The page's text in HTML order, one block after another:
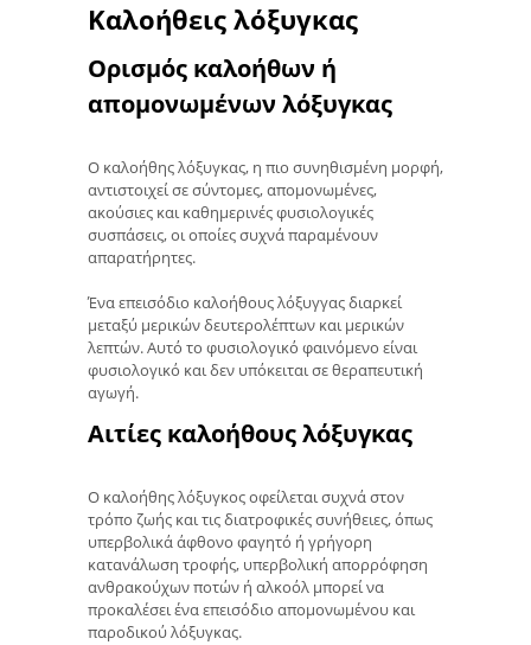
Καλοήθεις λόξυγκας
Ορισμός καλοήθων ή
απομονωμένων λόξυγκας
Ο καλοήθης λόξυγκας, η πιο συνηθισμένη μορφή,
αντιστοιχεί σε σύντομες, απομονωμένες,
ακούσιες και καθημερινές φυσιολογικές
συσπάσεις, οι οποίες συχνά παραμένουν
απαρατήρητες.
Ένα επεισόδιο καλοήθους λόξυγγας διαρκεί
μεταξύ μερικών δευτερολέπτων και μερικών
λεπτών. Αυτό το φυσιολογικό φαινόμενο είναι
φυσιολογικό και δεν υπόκειται σε θεραπευτική
αγωγή.
Αιτίες καλοήθους λόξυγκας
Ο καλοήθης λόξυγκος οφείλεται συχνά στον
τρόπο ζωής και τις διατροφικές συνήθειες, όπως
υπερβολικά άφθονο φαγητό ή γρήγορη
κατανάλωση τροφής, υπερβολική απορρόφηση
ανθρακούχων ποτών ή αλκοόλ μπορεί να
προκαλέσει ένα επεισόδιο απομονωμένου και
παροδικού λόξυγκας.